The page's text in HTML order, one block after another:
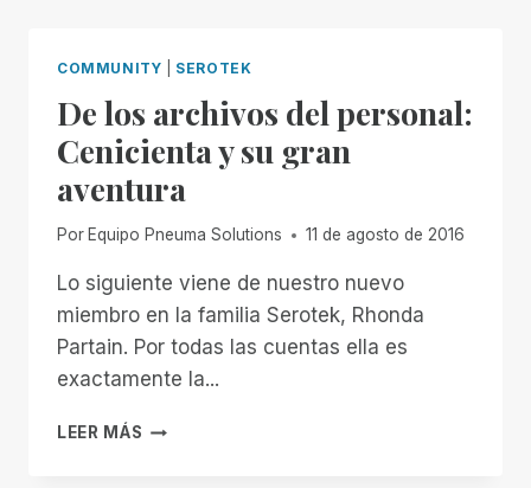
COMMUNITY SEROTEK
De los archivos del personal:
Cenicienta y su gran
aventura
Por Equipo Pneuma Solutions 11 de agosto de 2016
Lo siguiente viene de nuestro nuevo
miembro en la familia Serotek, Rhonda
Partain. Por todas las cuentas ella es
exactamente la...
LEER MÁS DE